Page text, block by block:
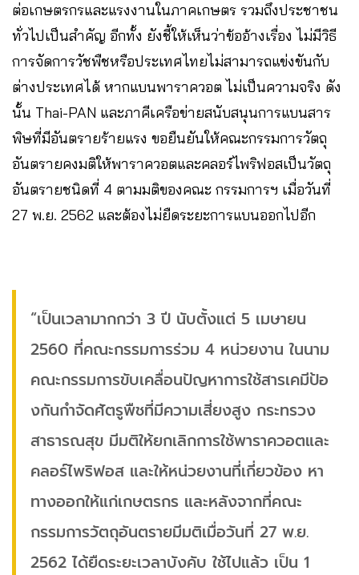
ต่อเกษตรกรและแรงงานในภาคเกษตร รวมถึงประชาชน
ทั่วไปเป็นสําคัญ อีกทั้ง ยังชี้ให้เห็นว่าข้ออ้างเรื่อง ไม่มีวิธี
การจัดการวัชพืชหรือประเทศไทยไม่สามารถแข่งขันกับ
ต่างประเทศได้ หากแบนพาราควอต ไม่เป็นความจริง ดัง
นั้น Thai-PAN และภาคีเครือข่ายสนับสนุนการแบนสาร
พิษที่มีอันตรายร้ายแรง ขอยืนยันให้คณะกรรมการวัตถุ
อันตรายคงมติให้พาราควอตและคลอร์ไพริฟอสเป็นวัตถุ
อันตรายชนิดที่ 4 ตามมติของคณะ กรรมการฯ เมื่อวันที่
27 พ.ย. 2562 และต้องไม่ยืดระยะการแบนออกไปอีก
“เป็นเวลามากกว่า 3 ปี นับตั้งแต่ 5 เมษายน
2560 ที่คณะกรรมการร่วม 4 หน่วยงาน ในนาม
คณะกรรมการขับเคลื่อนปัญหาการใช้สารเคมีป้อ
งกันกําจัดศัตรูพืชที่มีความเสี่ยงสูง กระทรวง
สาธารณสุข มีมติให้ยกเลิกการใช้พาราควอตและ
คลอร์ไพริฟอส และให้หน่วยงานที่เกี่ยวข้อง หา
ทางออกให้แก่เกษตรกร และหลังจากที่คณะ
กรรมการวัตถุอันตรายมีมติเมื่อวันที่ 27 พ.ย.
2562 ได้ยืดระยะเวลาบังคับ ใช้ไปแล้ว เป็น 1